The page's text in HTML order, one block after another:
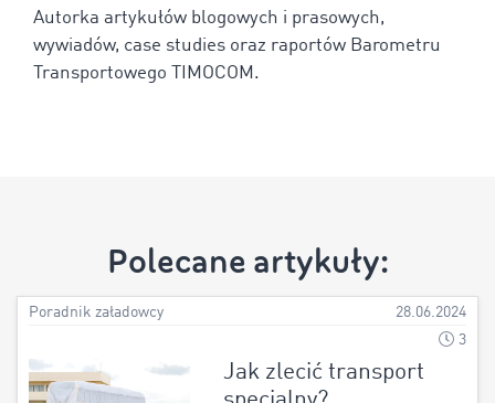
Autorka artykułów blogowych i prasowych,
wywiadów, case studies oraz raportów Barometru
Transportowego TIMOCOM.
Polecane artykuły:
Poradnik załadowcy
28.06.2024
3
Jak zlecić transport